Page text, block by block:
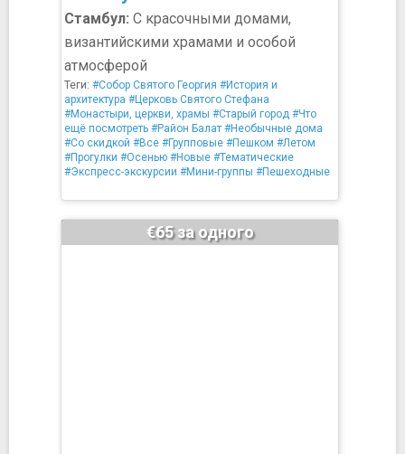
Стамбул: С красочными домами,
византийскими храмами и особой
атмосферой
Теги: #Собор Святого Георгия #История и
архитектура #Церковь Святого Стефана
#Монастыри, церкви, храмы #Старый город #Что
ещё посмотреть #Район Балат #Необычные дома
#Со скидкой #Все #Групповые #Пешком #Летом
#Прогулки #Осенью #Новые #Тематические
#Экспресс-экскурсии #Мини-группы #Пешеходные
€65 за одного